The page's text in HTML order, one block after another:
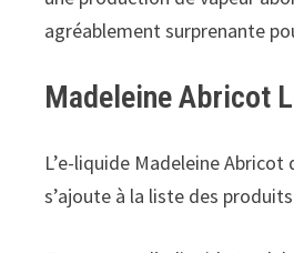
agréablement surprenante
Madeleine Abricot
L’e-liquide Madeleine
s’ajoute à la liste des